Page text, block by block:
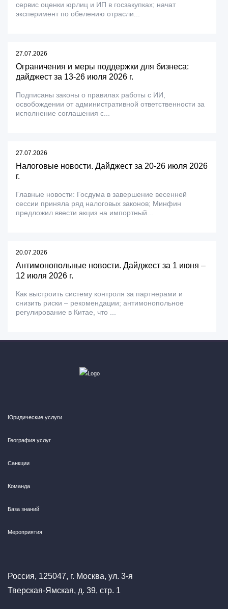
сервис оценки юрлиц и ИП в госзакупках; начат
эксперимент по обелению отрасли...
27.07.2026
Ограничения и меры поддержки для бизнеса:
дайджест за 13-26 июля 2026 г.
Подписаны законы о правилах работы с ИИ,
освобождении от административной ответственности за
исполнение соглашения с...
27.07.2026
Налоговые новости. Дайджест за 20-26 июля 2026
г.
Главные новости: Госдума в завершение весенней
сессии приняла ряд налоговых законов; Минфин
предложил ввести акциз на импортный...
20.07.2026
Антимонопольные новости. Дайджест за 1 июня –
12 июля 2026 г.
Как выстроить систему контроля за партнерами и
снизить риски – рекомендации; антимонопольное
регулирование в Китае, что ...
Юридические услуги
География услуг
Санкции
Команда
База знаний
Мероприятия
Россия, 125047, г. Москва, ул. 3-я
Тверская-Ямская, д. 39, стр. 1